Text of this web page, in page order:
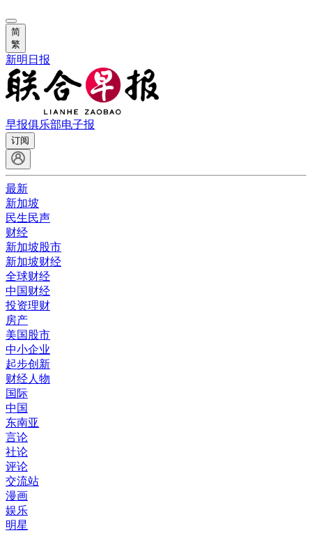
简
繁
新明日报
早报俱乐部电子报
订阅
最新
新加坡
民生民声
财经
新加坡股市
新加坡财经
全球财经
中国财经
投资理财
房产
美国股市
中小企业
起步创新
财经人物
国际
中国
东南亚
言论
社论
评论
交流站
漫画
娱乐
明星